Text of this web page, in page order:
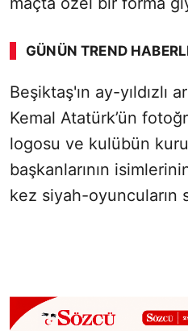
GÜNÜN TREND
Beşiktaş'ın ay-yıldızlı
Kemal Atatürk’ün
logosu ve kulübün
başkanlarının
kez siyah-oyuncuların